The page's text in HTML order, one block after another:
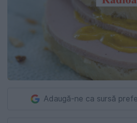
Adaugă-ne ca sursă